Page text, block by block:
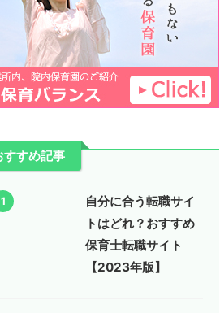
すすめ記事
1
自分に合う転職サイ
トはどれ？おすすめ
保育士転職サイト
【2023年版】